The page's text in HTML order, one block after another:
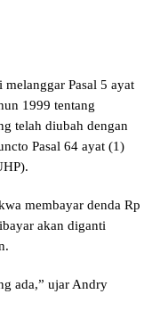
Pasal 5 ayat
1999 tentang
telah diubah dengan
Pasal 64 ayat (1)
membayar denda Rp
akan diganti
ada,” ujar Andry